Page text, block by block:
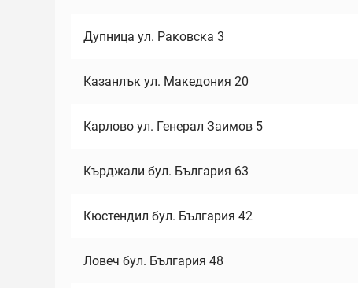
Дупница ул. Раковска 3
Казанлък ул. Македония 20
Карлово ул. Генерал Заимов 5
Кърджали бул. България 63
Кюстендил бул. България 42
Ловеч бул. България 48